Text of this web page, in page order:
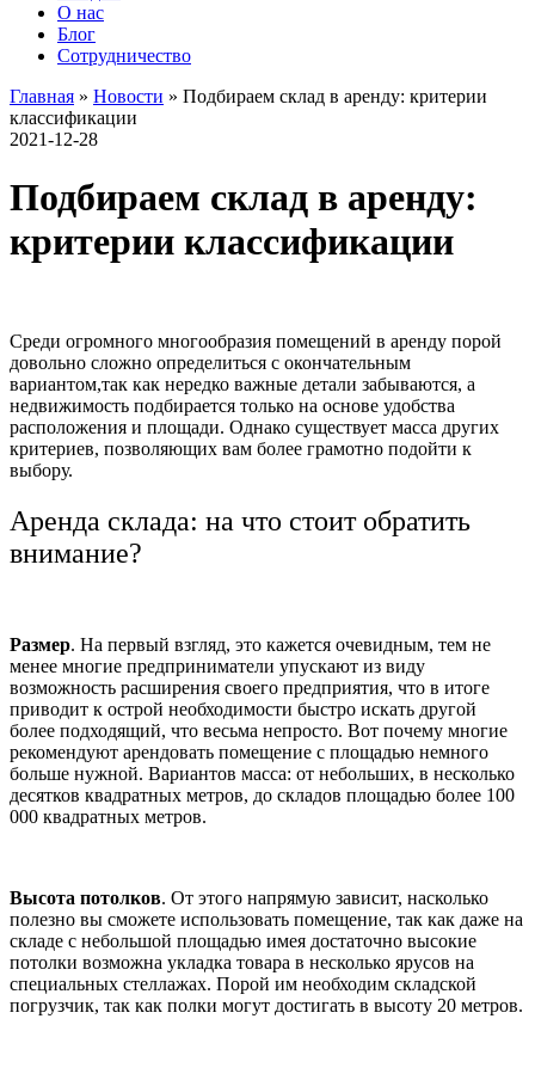
О нас
Блог
Сотрудничество
Главная » Новости » Подбираем склад в аренду: критерии
классификации
2021-12-28
Подбираем склад в аренду:
критерии классификации
Среди огромного многообразия помещений в аренду порой
довольно сложно определиться с окончательным
вариантом,так как нередко важные детали забываются, а
недвижимость подбирается только на основе удобства
расположения и площади. Однако существует масса других
критериев, позволяющих вам более грамотно подойти к
выбору.
Аренда склада: на что стоит обратить
внимание?
Размер. На первый взгляд, это кажется очевидным, тем не
менее многие предприниматели упускают из виду
возможность расширения своего предприятия, что в итоге
приводит к острой необходимости быстро искать другой
более подходящий, что весьма непросто. Вот почему многие
рекомендуют арендовать помещение с площадью немного
больше нужной. Вариантов масса: от небольших, в несколько
десятков квадратных метров, до складов площадью более 100
000 квадратных метров.
Высота потолков. От этого напрямую зависит, насколько
полезно вы сможете использовать помещение, так как даже на
складе с небольшой площадью имея достаточно высокие
потолки возможна укладка товара в несколько ярусов на
специальных стеллажах. Порой им необходим складской
погрузчик, так как полки могут достигать в высоту 20 метров.